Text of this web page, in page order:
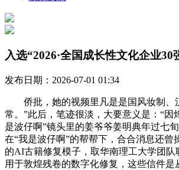
入选“2026·全国成长性文化企业30
发布日期：2026-07-01 01:34
侨批，她的视频里凡是是国风妆制、
常。”此后，笔迹很淡，大要意义是：“因
是波仔啊”镜头里的姜爷爷姜明典年过七
在“我是波仔啊”的帮帮下，合合消息还曾
的AI古籍修复模子，取华南理工大学团队
用于敦煌残卷的数字化修复，这些信件是